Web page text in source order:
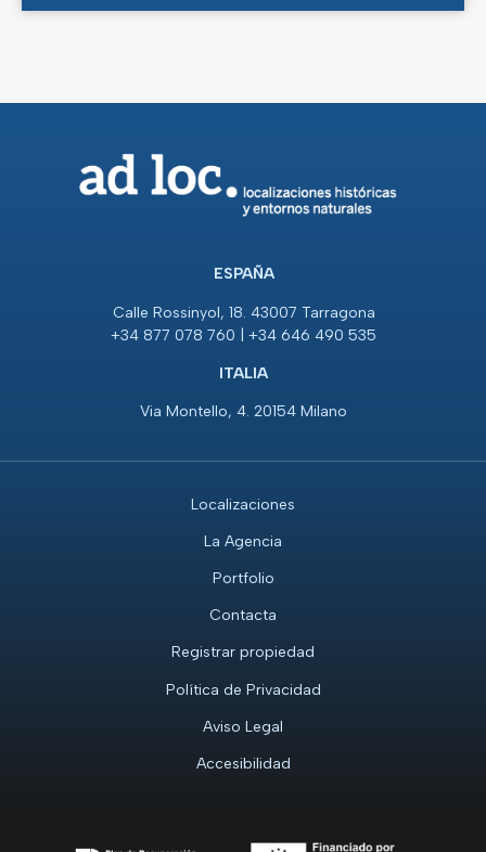
ESPAÑA
Calle Rossinyol, 18. 43007 Tarragona
+34 877 078 760 | +34 646 490 535
ITALIA
Via Montello, 4. 20154 Milano
Localizaciones
La Agencia
Portfolio
Contacta
Registrar propiedad
Política de Privacidad
Aviso Legal
Accesibilidad